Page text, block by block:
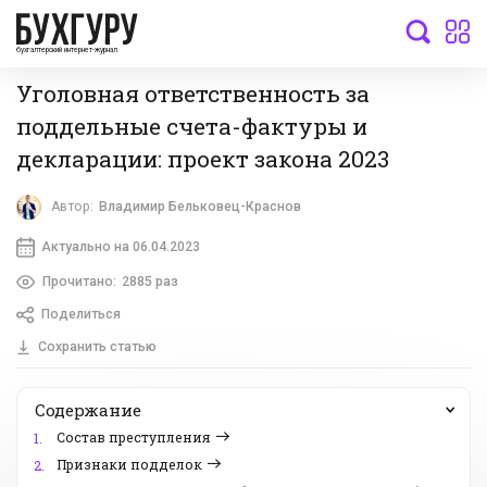
бухгалтерский интернет-журнал
Уголовная ответственность за
поддельные счета-фактуры и
декларации: проект закона 2023
Автор: Владимир Бельковец-Краснов
Актуально на 06.04.2023
Прочитано: 2885 раз
Поделиться
Сохранить статью
Содержание
1.
Состав преступления
2.
Признаки подделок